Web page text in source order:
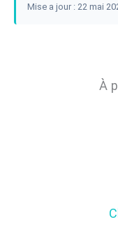
Mise a jour : 22 mai
À